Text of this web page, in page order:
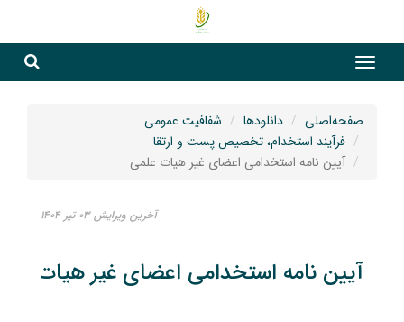
صفحه‌اصلی دانلودها
شفافیت عمومی
فرآیند استخدام، تخصیص پست و ارتقا
آیین نامه استخدامی اعضای غیر هیات علمی
آخرین ویرایش ۰۳ تیر ۱۴۰۴
آیین نامه استخدامی اعضای غیر هیات